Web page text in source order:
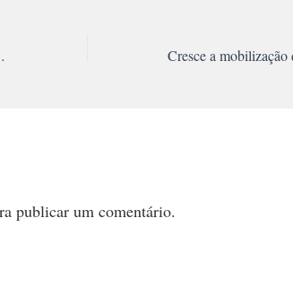
de 25%
publicar um comentário.